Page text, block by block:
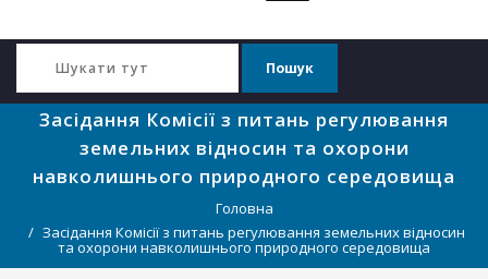
Засідання Комісії з питань регулювання
земельних відносин та охорони
навколишнього природного середовища
Головна
Засідання Комісії з питань регулювання земельних відносин
та охорони навколишнього природного середовища